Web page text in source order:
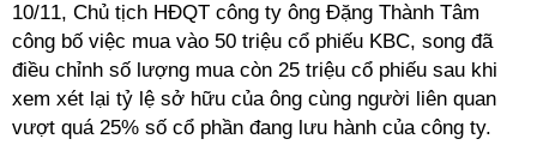
10/11, Chủ tịch HĐQT công ty ông Đặng Thành Tâm
công bố việc mua vào 50 triệu cổ phiếu KBC, song đã
điều chỉnh số lượng mua còn 25 triệu cổ phiếu sau khi
xem xét lại tỷ lệ sở hữu của ông cùng người liên quan
vượt quá 25% số cổ phần đang lưu hành của công ty.